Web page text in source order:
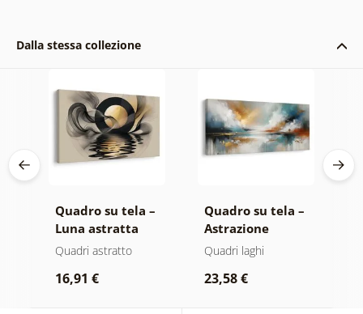
Dalla stessa collezione
Quadro su tela –
Luna astratta
sull’acqua
Quadri astratto
16,91 €
Quadro su tela –
Astrazione
moderna con
Quadri laghi
23,58 €